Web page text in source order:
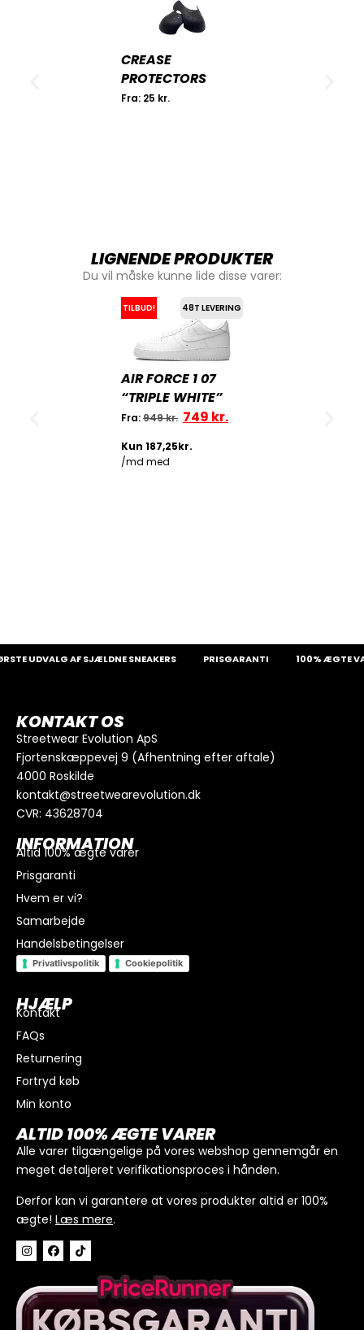
I alt
Køb for300kr. mere for gratis fragt
CREASE
PROTECTORS
Fra: 25 kr.
LIGNENDE PRODUKTER
Du vil måske kunne lide disse varer:
TILBUD! 48T LEVERING
AIR FORCE 1 07
“TRIPLE WHITE”
Fra:949kr. 749 kr.
UDVALG AF SJÆLDNE SNEAKERS PRISGARANTI 100% ÆGTE
KONTAKT OS
Streetwear Evolution ApS
Fjortenskæppevej 9 (Afhentning efter aftale)
4000 Roskilde
kontakt@streetwearevolution.dk
CVR: 43628704
INFORMATION
Altid 100% ægte varer
Prisgaranti
Hvem er vi?
Samarbejde
Handelsbetingelser
Privatlivspolitik Cookiepolitik
HJÆLP
Kontakt
FAQs
Returnering
Fortryd køb
Min konto
ALTID 100% ÆGTE VARER
Alle varer tilgængelige på vores webshop gennemgår en
meget detaljeret verifikationsproces i hånden.
Derfor kan vi garantere at vores produkter altid er 100%
ægte! Læs mere.